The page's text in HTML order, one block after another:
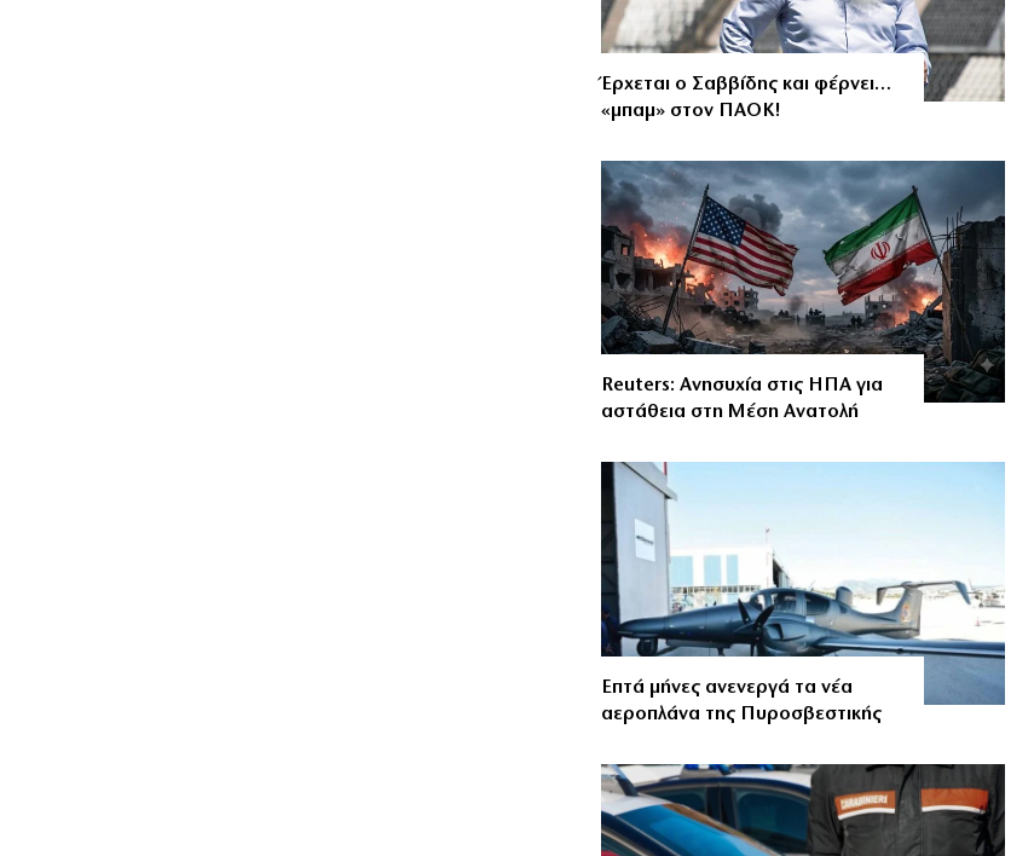
Έρχεται ο Σαββίδης και φέρνει…
«μπαμ» στον ΠΑΟΚ!
Reuters: Ανησυχία στις ΗΠΑ για
αστάθεια στη Μέση Ανατολή
Επτά μήνες ανενεργά τα νέα
αεροπλάνα της Πυροσβεστικής